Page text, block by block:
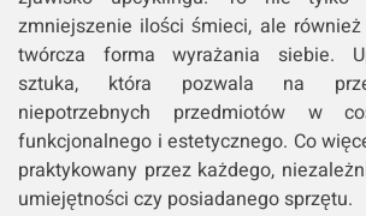
zmniejszenie ilości śmieci, ale
twórcza forma wyrażania siebie.
sztuka, która pozwala na
niepotrzebnych przedmiotów w
funkcjonalnego i estetycznego. Co
praktykowany przez każdego,
umiejętności czy posiadanego sprzętu.